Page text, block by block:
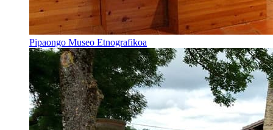
Pipaongo Museo Etnografikoa